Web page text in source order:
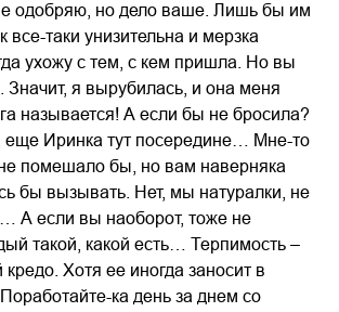
одобряю, но дело ваше. Лишь бы им
таки унизительна и мерзка
ухожу с тем, с кем пришла. Но вы
Значит, я вырубилась, и она меня
называется! А если бы не бросила?
еще Иринка тут посередине… Мне-то
помешало бы, но вам наверняка
бы вызывать. Нет, мы натуралки, не
А если вы наоборот, тоже не
такой, какой есть… Терпимость –
Хотя ее иногда заносит в
ка день за днем со